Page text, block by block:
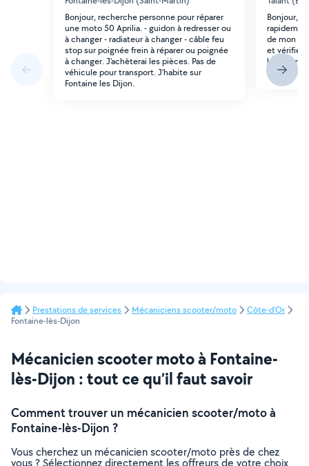
Bonjour, recherche personne pour réparer
une moto 50 Aprilia. - guidon à redresser ou
à changer - radiateur à changer - câble feu
stop sur poignée frein à réparer ou poignée
à changer. J'achèterai les pièces. Pas de
véhicule pour transport. J'habite sur
Fontaine les Dijon.
Bonjour,
de mon
et vérifier
la
s occupe
Prestations de services Mécaniciens scooter/moto
Côte-d'Or
Fontaine-lès-Dijon
Mécanicien scooter moto à Fontaine-
lès-Dijon : tout ce qu’il faut savoir
Comment trouver un mécanicien scooter/moto à
Fontaine-lès-Dijon ?
Vous cherchez un mécanicien scooter/moto près de chez
vous ? Sélectionnez directement les offreurs de votre choix